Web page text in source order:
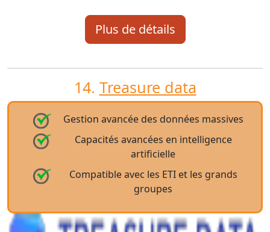
Plus de détails
14. Treasure data
Gestion avancée des données massives
Capacités avancées en intelligence
artificielle
Compatible avec les ETI et les grands
groupes